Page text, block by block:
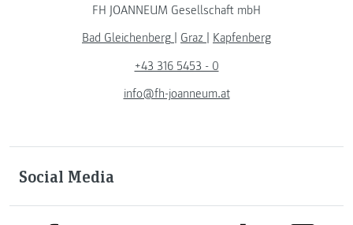
FH JOANNEUM Gesellschaft mbH
Bad Gleichenberg
Graz
Kapfenberg
+43 316 5453 - 0
info@fh-joanneum.at
Social Media